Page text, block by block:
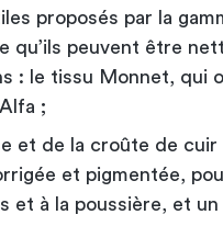
proposés par la
qu’ils peuvent être
: le tissu Monnet, qui
;
et de la croûte de cuir
et pigmentée,
et à la poussière, et